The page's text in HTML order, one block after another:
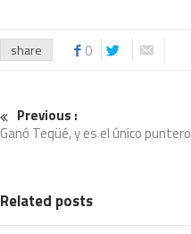
share 0
Previous :
Ganó Teqüé, y es el único puntero
Related posts